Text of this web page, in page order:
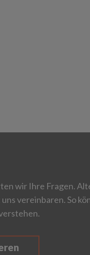
wir Ihre Fragen.
vereinbaren. So